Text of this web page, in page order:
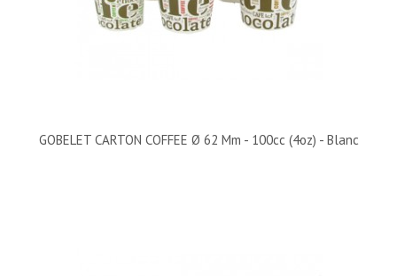
GOBELET CARTON COFFEE Ø 62 Mm - 100cc (4oz) - Blanc